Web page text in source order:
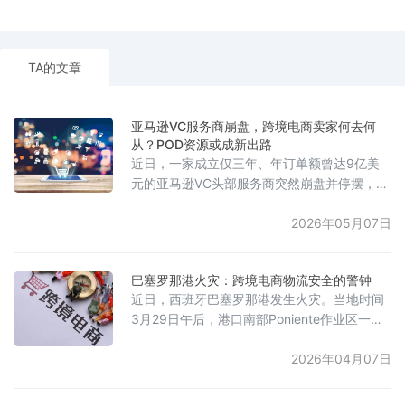
TA的文章
亚马逊VC服务商崩盘，跨境电商卖家何去何
从？POD资源或成新出路
近日，一家成立仅三年、年订单额曾达9亿美
元的亚马逊VC头部服务商突然崩盘并停摆，导
3月，该机构旗下的VC相关业务权限已被亚马
应对。事发后，该机构否认跑路，但据称已有
数百卖家受影响，涉及资金保守估计达数千万
美元。此次崩盘背后，是亚马逊对VC账号共享
2026年05月07日
巴塞罗那港火灾：跨境电商物流安全的警钟
近日，西班牙巴塞罗那港发生火灾。当地时间
3月29日午后，港口南部Poniente作业区一辆
物的半挂车和集装箱被烧毁。当地消防部门出
2026年04月07日